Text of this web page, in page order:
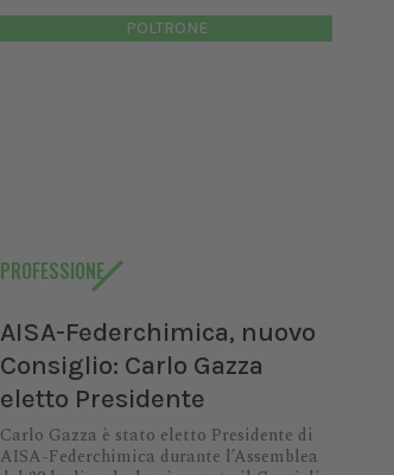
POLTRONE
PROFESSIONE
AISA-Federchimica, nuovo
Consiglio: Carlo Gazza
eletto Presidente
Carlo Gazza è stato eletto Presidente di
AISA-Federchimica durante l’Assemblea